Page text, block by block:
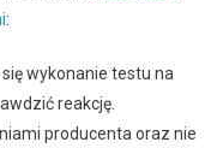
:
wykonanie testu na
reakcję.
producenta oraz nie